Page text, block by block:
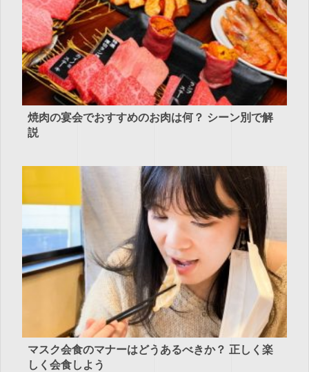
焼肉の宴会でおすすめのお肉は何？ シーン別で解
説
マスク会食のマナーはどうあるべきか？ 正しく楽
しく会食しよう